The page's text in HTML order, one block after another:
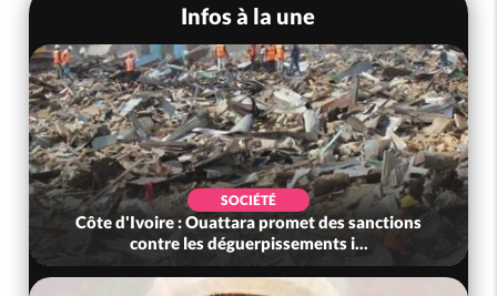
Infos à la une
SOCIÉTÉ
Côte d'Ivoire : Ouattara promet des sanctions
contre les déguerpissements i...